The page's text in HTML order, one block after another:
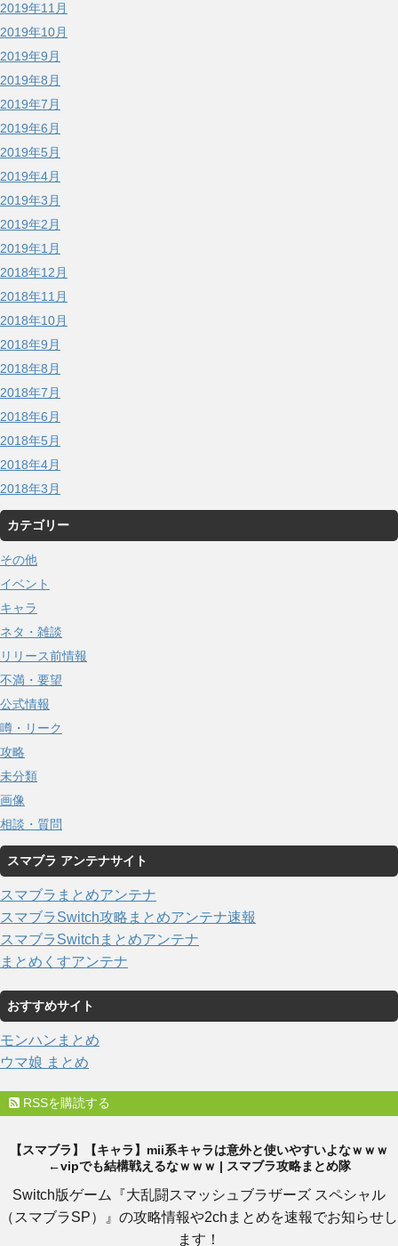
2019年11月
2019年10月
2019年9月
2019年8月
2019年7月
2019年6月
2019年5月
2019年4月
2019年3月
2019年2月
2019年1月
2018年12月
2018年11月
2018年10月
2018年9月
2018年8月
2018年7月
2018年6月
2018年5月
2018年4月
2018年3月
カテゴリー
その他
イベント
キャラ
ネタ・雑談
リリース前情報
不満・要望
公式情報
噂・リーク
攻略
未分類
画像
相談・質問
スマブラ アンテナサイト
スマブラまとめアンテナ
スマブラSwitch攻略まとめアンテナ速報
スマブラSwitchまとめアンテナ
まとめくすアンテナ
おすすめサイト
モンハンまとめ
ウマ娘 まとめ
RSSを購読する
【スマブラ】【キャラ】mii系キャラは意外と使いやすいよなｗｗｗ
←vipでも結構戦えるなｗｗｗ | スマブラ攻略まとめ隊
Switch版ゲーム『大乱闘スマッシュブラザーズ スペシャル
（スマブラSP）』の攻略情報や2chまとめを速報でお知らせし
ます！